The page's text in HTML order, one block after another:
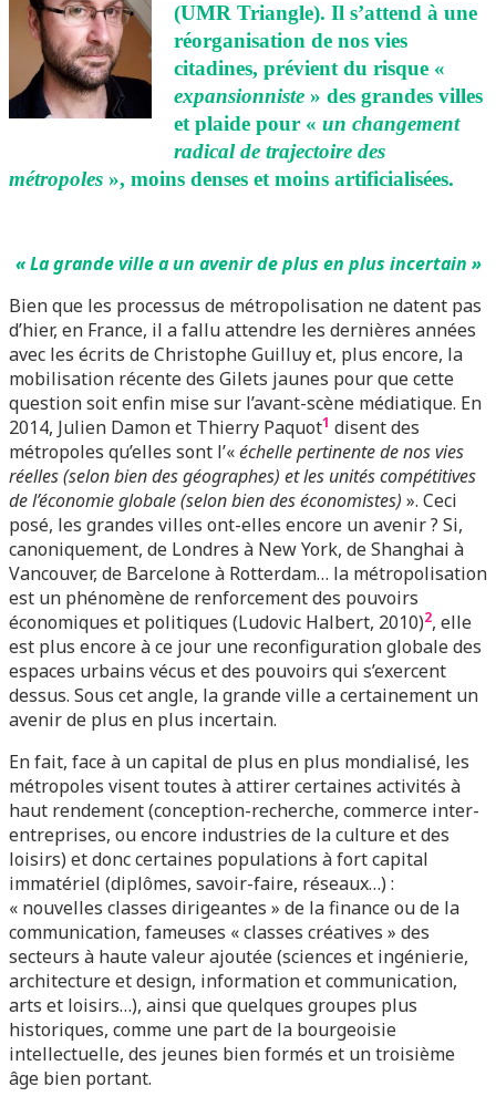
(UMR Triangle). Il s’attend à une
réorganisation de nos vies
citadines, prévient du risque «
expansionniste » des grandes villes
et plaide pour « un changement
radical de trajectoire des
métropoles », moins denses et moins artificialisées.
« La grande ville a un avenir de plus en plus incertain »
Bien que les processus de métropolisation ne datent pas
d’hier, en France, il a fallu attendre les dernières années
avec les écrits de Christophe Guilluy et, plus encore, la
mobilisation récente des Gilets jaunes pour que cette
question soit enfin mise sur l’avant-scène médiatique. En
2014, Julien Damon et Thierry Paquot1 disent des
métropoles qu’elles sont l’«échelle pertinente de nos vies
réelles (selon bien des géographes) et les unités compétitives
de l’économie globale (selon bien des économistes) ». Ceci
posé, les grandes villes ont-elles encore un avenir ? Si,
canoniquement, de Londres à New York, de Shanghai à
Vancouver, de Barcelone à Rotterdam… la métropolisation
est un phénomène de renforcement des pouvoirs
économiques et politiques (Ludovic Halbert, 2010)2, elle
est plus encore à ce jour une reconfiguration globale des
espaces urbains vécus et des pouvoirs qui s’exercent
dessus. Sous cet angle, la grande ville a certainement un
avenir de plus en plus incertain.
En fait, face à un capital de plus en plus mondialisé, les
métropoles visent toutes à attirer certaines activités à
haut rendement (conception-recherche, commerce inter-
entreprises, ou encore industries de la culture et des
loisirs) et donc certaines populations à fort capital
immatériel (diplômes, savoir-faire, réseaux…) :
« nouvelles classes dirigeantes » de la finance ou de la
communication, fameuses « classes créatives » des
secteurs à haute valeur ajoutée (sciences et ingénierie,
architecture et design, information et communication,
arts et loisirs…), ainsi que quelques groupes plus
historiques, comme une part de la bourgeoisie
intellectuelle, des jeunes bien formés et un troisième
âge bien portant.